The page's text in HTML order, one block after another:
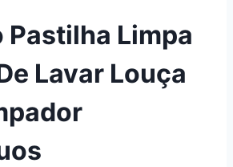
Pastilha Limpa
Lavar Louça